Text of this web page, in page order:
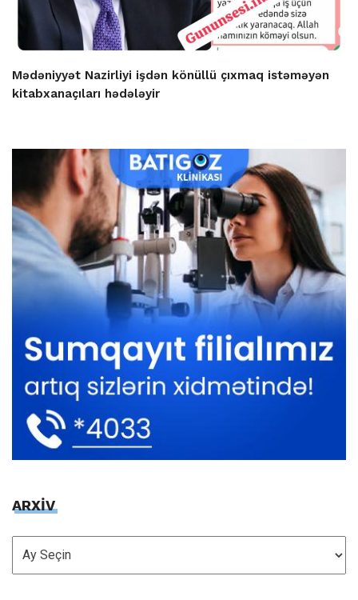
Mədəniyyət Nazirliyi işdən könüllü çıxmaq istəməyən
kitabxanaçıları hədələyir
ARXİV
ARXİV